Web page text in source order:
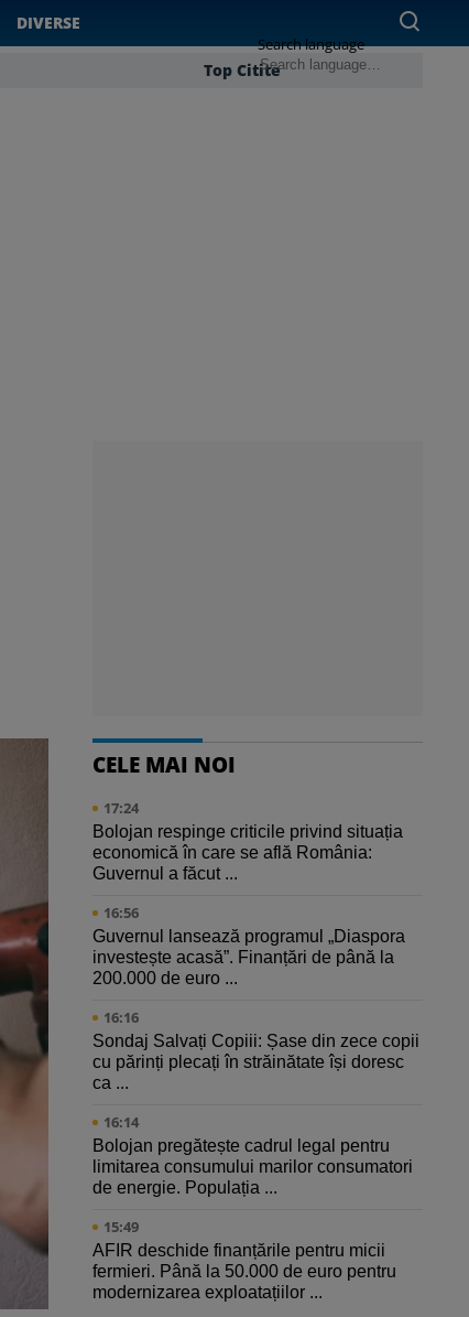
DIVERSE
Top Citite
Search language
CELE MAI NOI
17:24
Bolojan respinge criticile privind situația
economică în care se află România:
Guvernul a făcut ...
16:56
Guvernul lansează programul „Diaspora
investește acasă”. Finanțări de până la
200.000 de euro ...
16:16
Sondaj Salvați Copiii: Șase din zece copii
cu părinți plecați în străinătate își doresc
ca ...
16:14
Bolojan pregătește cadrul legal pentru
limitarea consumului marilor consumatori
de energie. Populația ...
15:49
AFIR deschide finanțările pentru micii
fermieri. Până la 50.000 de euro pentru
modernizarea exploatațiilor ...